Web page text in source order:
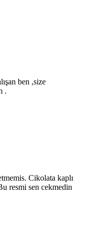
ben ,size
.
Cikolata kaplı
resmi sen cekmedin